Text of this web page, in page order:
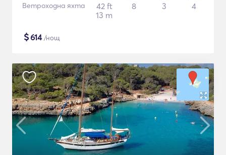
Ветроходна яхта
42 ft
13 m
8 3 4
$614/нощ